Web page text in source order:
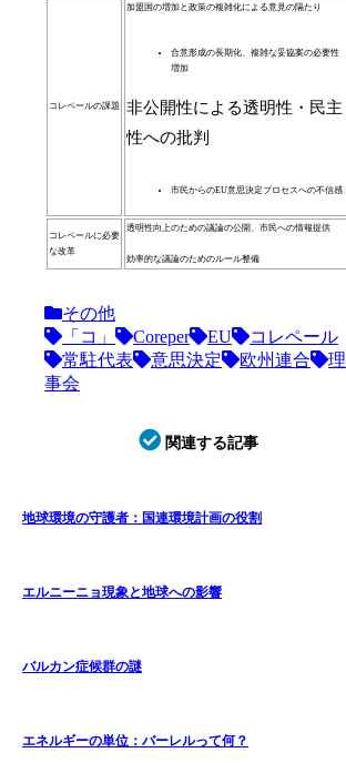
コレペールの課題
加盟国の増加と政策の複雑化による意見の隔たり
合意形成の長期化、複雑な妥協案の必要性
増加
非公開性による透明性・民主
性への批判
市民からのEU意思決定プロセスへの不信感
コレペールに必要
な改革
透明性向上のための議論の公開、市民への情報提供
効率的な議論のためのルール整備
その他
「コ」
Coreper EU
コレペール
常駐代表
意思決定 欧州連合
理
事会
関連する記事
地球環境の守護者：国連環境計画の役割
エルニーニョ現象と地球への影響
バルカン症候群の謎
エネルギーの単位：バーレルって何？